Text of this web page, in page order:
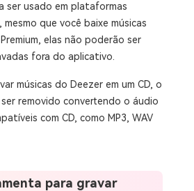
ser usado em plataformas
mesmo que você baixe músicas
elas não poderão ser
fora do aplicativo.
músicas do Deezer em um CD, o
ser removido convertendo o áudio
com CD, como MP3, WAV
para gravar